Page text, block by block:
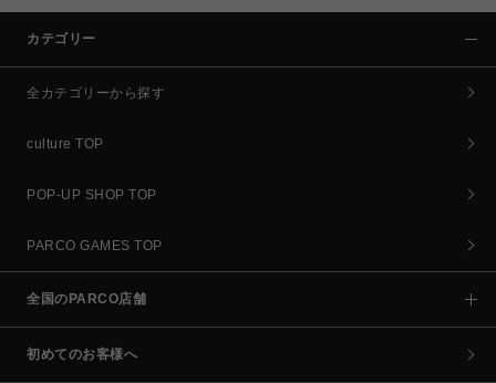
カテゴリー
全カテゴリーから探す
culture TOP
POP-UP SHOP TOP
PARCO GAMES TOP
全国のPARCO店舗
初めてのお客様へ